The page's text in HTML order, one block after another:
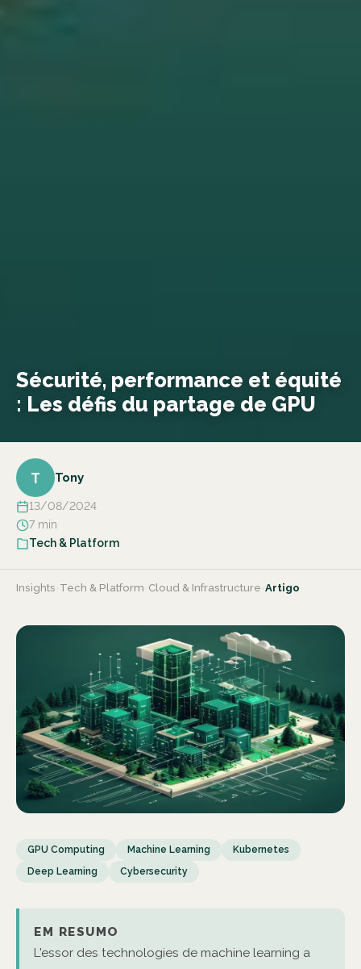
Sécurité, performance et équité
: Les défis du partage de GPU
T Tony
13/08/2024
7 min
Tech & Platform
Insights Tech & Platform Cloud & Infrastructure Artigo
GPU Computing Machine Learning
Kubernetes
Deep Learning
Cybersecurity
EM RESUMO
L'essor des technologies de machine learning a